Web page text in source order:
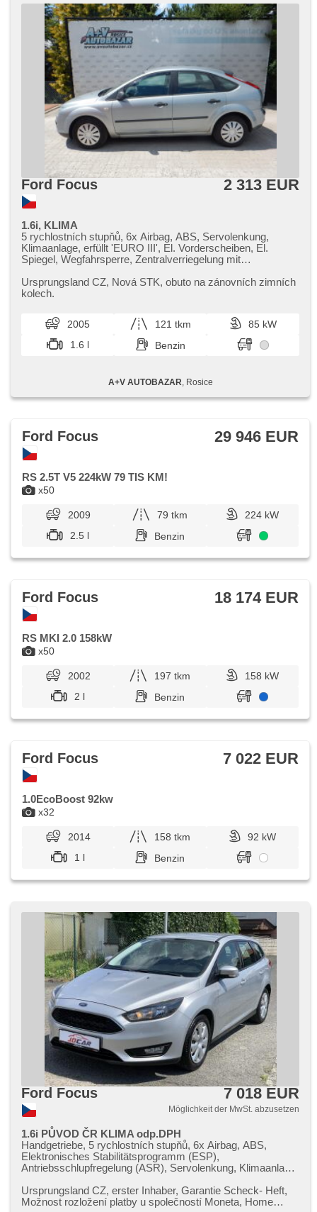
Ford Focus 2 313 EUR
1.6i, KLIMA
5 rychlostních stupňů, 6x Airbag, ABS, Servolenkung,
Klimaanlage, erfüllt 'EURO III', El. Vorderscheiben, El.
Spiegel, Wegfahrsperre, Zentralverriegelung mit
Nebelscheinwerfer, Autoradio, beheizte Frontscheibe,
Teilbare Rücksitzbank, Heckscheibenwischer, přední pohon
Ursprungsland CZ,​ Nová STK,​ obuto na zánovních zimních
kolech.
2005 121 tkm
85 kW
1.6 l
Benzin
A+V AUTOBAZAR , Rosice
x50
Ford Focus 29 946 EUR
RS 2.5T V5 224kW 79 TIS KM!
2009 79 tkm
224 kW
2.5 l
Benzin
x50
Ford Focus 18 174 EUR
RS MKI 2.0 158kW
2002 197 tkm
158 kW
2 l
Benzin
x32
Ford Focus 7 022 EUR
1.0EcoBoost 92kw
2014 158 tkm
92 kW
1 l
Benzin
Ford Focus 7 018 EUR
Möglichkeit der MwSt. abzusetzen
1.6i PŮVOD ČR KLIMA odp.DPH
Handgetriebe, 5 rychlostních stupňů, 6x Airbag, ABS,
Elektronisches Stabilitätsprogramm (ESP),
Antriebsschlupfregelung (ASR), Servolenkung, Klimaanlage,
Multifunktionslenkrad, El. Vorderscheiben, El. Spiegel,
Wegfahrsperre, Zentralverriegelung mit Funkfernbedienung,
Ursprungsland CZ,​ erster Inhaber,​ Garantie Scheck​- Heft,​
Možnost rozložení platby u společností Moneta,​ Home